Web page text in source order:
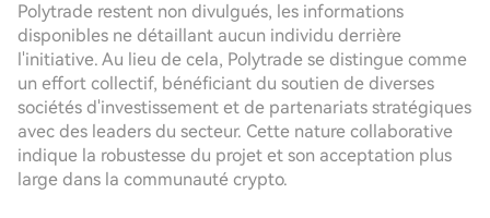
Polytrade restent non divulgués, les informations
disponibles ne détaillant aucun individu derrière
l'initiative. Au lieu de cela, Polytrade se distingue comme
un effort collectif, bénéficiant du soutien de diverses
sociétés d'investissement et de partenariats stratégiques
avec des leaders du secteur. Cette nature collaborative
indique la robustesse du projet et son acceptation plus
large dans la communauté crypto.